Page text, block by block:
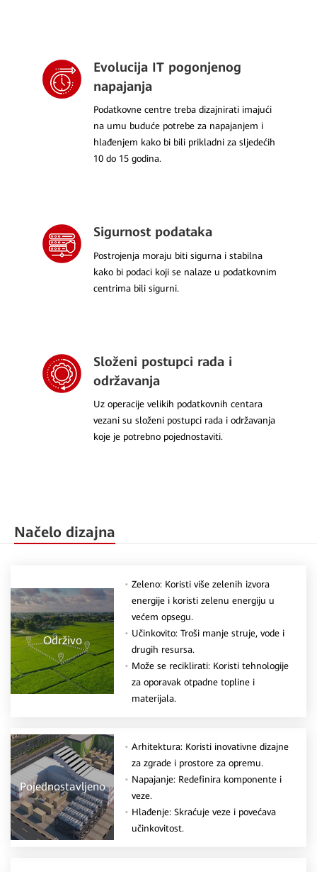
Evolucija IT pogonjenog
napajanja
Podatkovne centre treba dizajnirati imajući
na umu buduće potrebe za napajanjem i
hlađenjem kako bi bili prikladni za sljedećih
10 do 15 godina.
Sigurnost podataka
Postrojenja moraju biti sigurna i stabilna
kako bi podaci koji se nalaze u podatkovnim
centrima bili sigurni.
Složeni postupci rada i
održavanja
Uz operacije velikih podatkovnih centara
vezani su složeni postupci rada i održavanja
koje je potrebno pojednostaviti.
Načelo dizajna
Zeleno: Koristi više zelenih izvora
energije i koristi zelenu energiju u
većem opsegu.
Učinkovito: Troši manje struje, vode i
drugih resursa.
Može se reciklirati: Koristi tehnologije
za oporavak otpadne topline i
materijala.
Održivo
Pojednostavljeno
Arhitektura: Koristi inovativne dizajne
za zgrade i prostore za opremu.
Napajanje: Redefinira komponente i
veze.
Hlađenje: Skraćuje veze i povećava
učinkovitost.